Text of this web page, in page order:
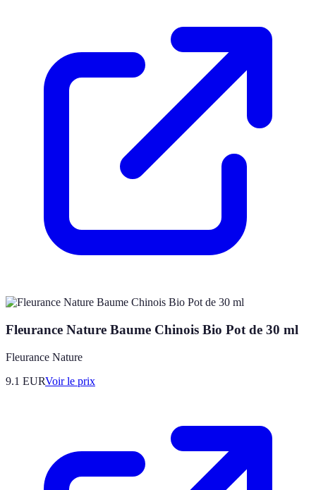
Fleurance Nature Baume Chinois Bio Pot de 30 ml
Fleurance Nature
9.1 EURVoir le prix